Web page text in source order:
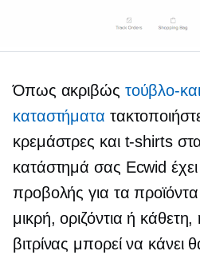
Όπως ακριβώς τούβλο-
καταστήματα
κρεμάστρες και t-shirts
κατάστημά σας Ecwid
προβολής για τα
μικρή, οριζόντια ή
βιτρίνας μπορεί να κάνει